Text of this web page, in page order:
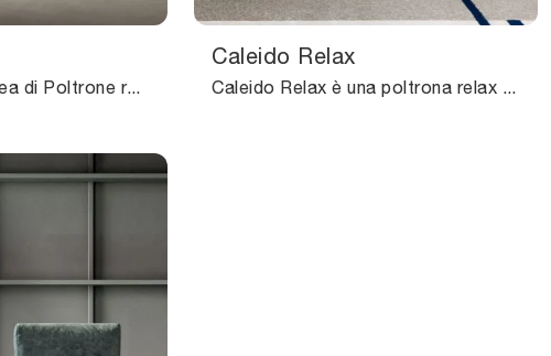
Scopri la nostra linea di Poltrone relax in tessuto moderne: scegli il modello Levante Relax di Samoa con movimento relax.
Caleido Relax